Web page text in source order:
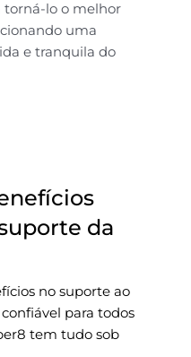
torná-lo o melhor
uma
e tranquila do
da
no suporte ao
para todos
tem tudo sob